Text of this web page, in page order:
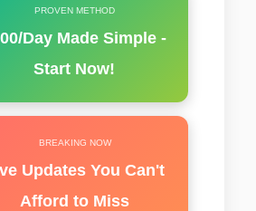
PROVEN METHOD
Day Made Simple -
Start Now!
BREAKING NOW
Updates You Can't
Afford to Miss